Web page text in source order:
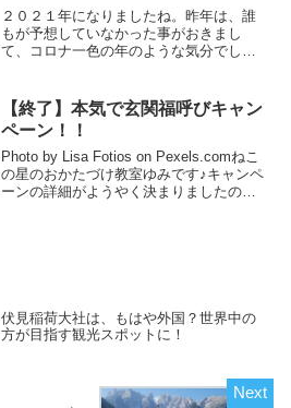
２０２１年になりましたね。昨年は、誰
もが予想していなかった事がおきまし
て、コロナ一色の年のような気分でし
す。ただ、こんな時こそ家の中を整える
チャンスとも言えますよね。片...
【終了】本気で玄関福呼びキャン
ペーン！！
Photo by Lisa Fotios on Pexels.comねこ
の星のおかたづけ教室ゆみです♪キャンペ
ーンの詳細がようやく決まりましたので
伏見稲荷大社は、もはや外国？世界中の
方が目指す観光スポットに！